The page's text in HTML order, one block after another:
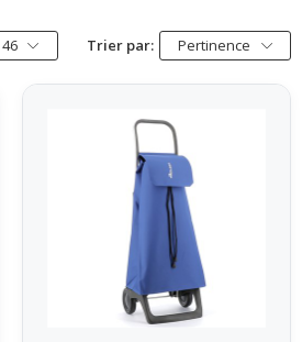
46 Trier par: Pertinence